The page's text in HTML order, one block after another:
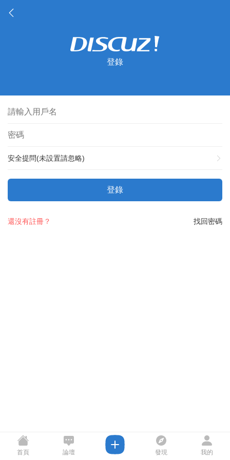
登錄
安全提問(未設置請忽略)
登錄
找回密碼
還沒有註冊？
首頁 論壇 發現 我的